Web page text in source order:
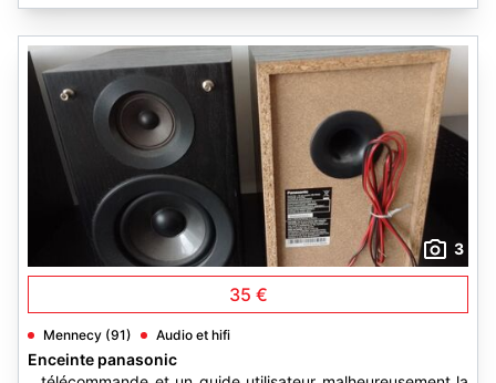
3
35 €
Mennecy (91) Audio et hifi
Enceinte panasonic